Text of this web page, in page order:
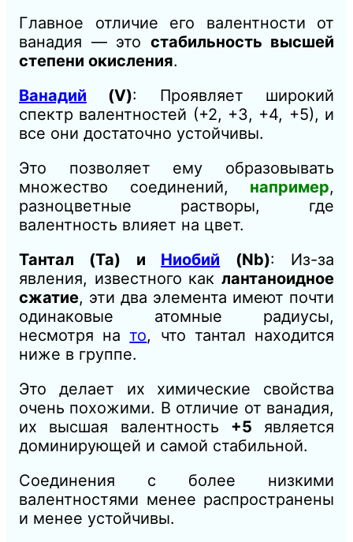
Главное отличие его валентности от
ванадия — это стабильность высшей
степени окисления.
Ванадий (V): Проявляет широкий
спектр валентностей (+2, +3, +4, +5), и
все они достаточно устойчивы.
Это позволяет ему образовывать
множество соединений, например,
разноцветные растворы, где
валентность влияет на цвет.
Тантал (Ta) и Ниобий (Nb): Из-за
явления, известного как лантаноидное
сжатие, эти два элемента имеют почти
одинаковые атомные радиусы,
несмотря на то, что тантал находится
ниже в группе.
Это делает их химические свойства
очень похожими. В отличие от ванадия,
их высшая валентность +5 является
доминирующей и самой стабильной.
Соединения с более низкими
валентностями менее распространены
и менее устойчивы.